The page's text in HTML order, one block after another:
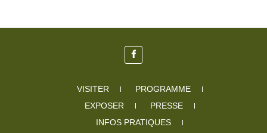
VISITER
PROGRAMME
EXPOSER
PRESSE
INFOS PRATIQUES